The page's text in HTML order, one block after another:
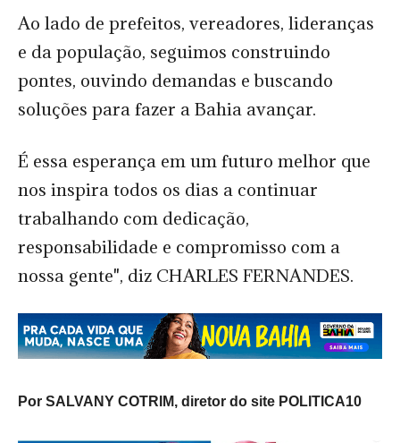
Ao lado de prefeitos, vereadores, lideranças
e da população, seguimos construindo
pontes, ouvindo demandas e buscando
soluções para fazer a Bahia avançar.
É essa esperança em um futuro melhor que
nos inspira todos os dias a continuar
trabalhando com dedicação,
responsabilidade e compromisso com a
nossa gente", diz CHARLES FERNANDES.
Por SALVANY COTRIM, diretor do site POLITICA10